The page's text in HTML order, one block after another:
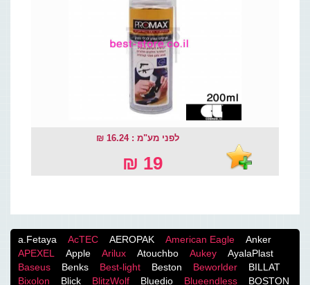
לפני מע"מ : 16.24 ₪
19 ₪
a.Fetaya AcTEC AEROPAK American Eagle
Anker
APEXEL
Apple Arilux Atouchbo Aukey
AyalaPlast
Baseus
Benks Best-light Beston Beworlder
BILLAT
Bixolon
Blick BlitzWolf Bluedio Blueendless
BOSTON